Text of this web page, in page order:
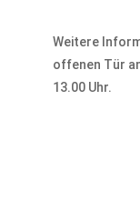
Weitere
offenen Tür
13.00 Uhr.